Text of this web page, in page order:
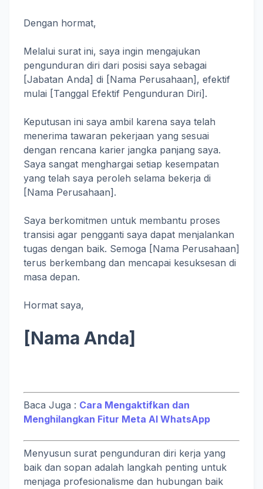
Dengan hormat,
Melalui surat ini, saya ingin mengajukan
pengunduran diri dari posisi saya sebagai
[Jabatan Anda] di [Nama Perusahaan], efektif
mulai [Tanggal Efektif Pengunduran Diri].
Keputusan ini saya ambil karena saya telah
menerima tawaran pekerjaan yang sesuai
dengan rencana karier jangka panjang saya.
Saya sangat menghargai setiap kesempatan
yang telah saya peroleh selama bekerja di
[Nama Perusahaan].
Saya berkomitmen untuk membantu proses
transisi agar pengganti saya dapat menjalankan
tugas dengan baik. Semoga [Nama Perusahaan]
terus berkembang dan mencapai kesuksesan di
masa depan.
Hormat saya,
[Nama Anda]
Baca Juga : Cara Mengaktifkan dan
Menghilangkan Fitur Meta AI WhatsApp
Menyusun surat pengunduran diri kerja yang
baik dan sopan adalah langkah penting untuk
menjaga profesionalisme dan hubungan baik